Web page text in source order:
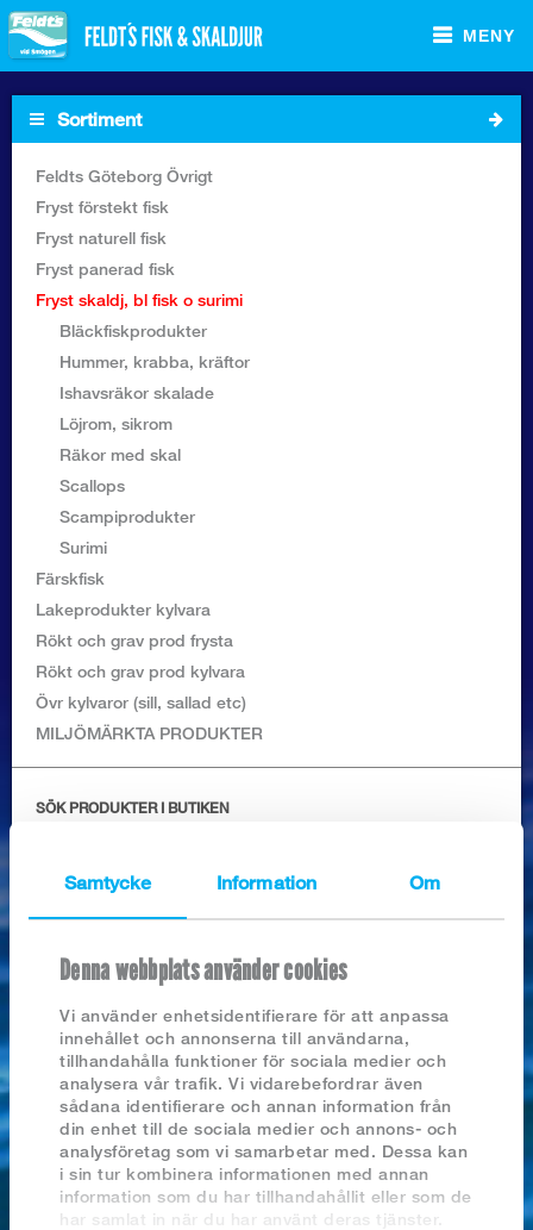
Samtycke Information Om
Denna webbplats använder cookies
Vi använder enhetsidentifierare för att anpassa
innehållet och annonserna till användarna,
tillhandahålla funktioner för sociala medier och
analysera vår trafik. Vi vidarebefordrar även
sådana identifierare och annan information från
din enhet till de sociala medier och annons- och
analysföretag som vi samarbetar med. Dessa kan
i sin tur kombinera informationen med annan
information som du har tillhandahållit eller som de
har samlat in när du har använt deras tjänster.
MENY
Sortiment Foodservice
Sortiment Butik
Recept
Sortiment
Feldts Göteborg Övrigt
Fryst förstekt fisk
Fryst naturell fisk
Fryst panerad fisk
Fryst skaldj, bl fisk o surimi
Bläckfiskprodukter
Hummer, krabba, kräftor
Ishavsräkor skalade
Löjrom, sikrom
Räkor med skal
Scallops
Scampiprodukter
Surimi
Färskfisk
Lakeprodukter kylvara
Rökt och grav prod frysta
Rökt och grav prod kylvara
Övr kylvaror (sill, sallad etc)
MILJÖMÄRKTA PRODUKTER
SÖK PRODUKTER I BUTIKEN
2025
2024
2023
2022
2021
2020
2019
2018
RÄKOR, SKALADE IQF MSC